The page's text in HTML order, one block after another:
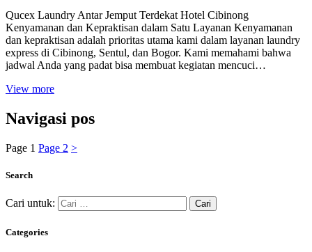
Qucex Laundry Antar Jemput Terdekat Hotel Cibinong
Kenyamanan dan Kepraktisan dalam Satu Layanan Kenyamanan
dan kepraktisan adalah prioritas utama kami dalam layanan laundry
express di Cibinong, Sentul, dan Bogor. Kami memahami bahwa
jadwal Anda yang padat bisa membuat kegiatan mencuci…
View more
Navigasi pos
Page 1 Page 2 >
Search
Cari untuk:
Categories